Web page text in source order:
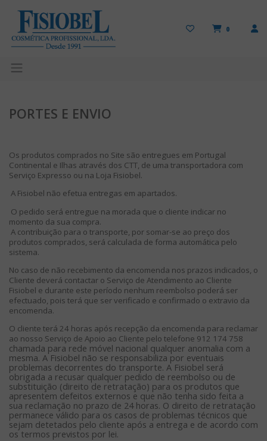
0
PORTES E ENVIO
Os produtos comprados no Site são entregues em Portugal
Continental e Ilhas através dos CTT, de uma transportadora com
Serviço Expresso ou na Loja Fisiobel.
A Fisiobel não efetua entregas em apartados.
O pedido será entregue na morada que o cliente indicar no
momento da sua compra.
A contribuição para o transporte, por somar-se ao preço dos
produtos comprados, será calculada de forma automática pelo
sistema.
No caso de não recebimento da encomenda nos prazos indicados, o
Cliente deverá contactar o Serviço de Atendimento ao Cliente
Fisiobel e durante este período nenhum reembolso poderá ser
efectuado, pois terá que ser verificado e confirmado o extravio da
encomenda.
O cliente terá 24 horas após recepção da encomenda para reclamar
ao nosso Serviço de Apoio ao Cliente pelo telefone 912 174 758
chamada para rede móvel nacional qualquer anomalia com a
mesma. A Fisiobel não se responsabiliza por eventuais
problemas decorrentes do transporte. A Fisiobel será
obrigada a recusar qualquer pedido de reembolso ou de
substituição (direito de retratação) para os produtos que
apresentem defeitos externos e que não tenha sido feita a
sua reclamação no prazo de 24 horas. O direito de retratação
permanece válido para os casos de problemas técnicos que
sejam detetados pelo cliente após a entrega e de acordo com
os termos previstos por lei.